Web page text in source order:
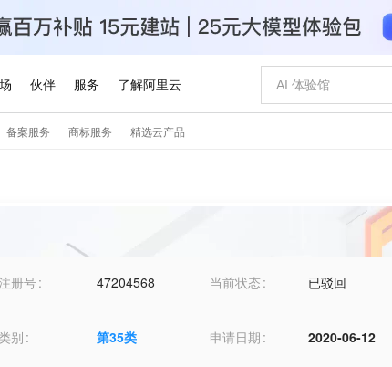
册号 47204568 当前状态 已驳回
类别 第35类 申请日期
2020-06-12